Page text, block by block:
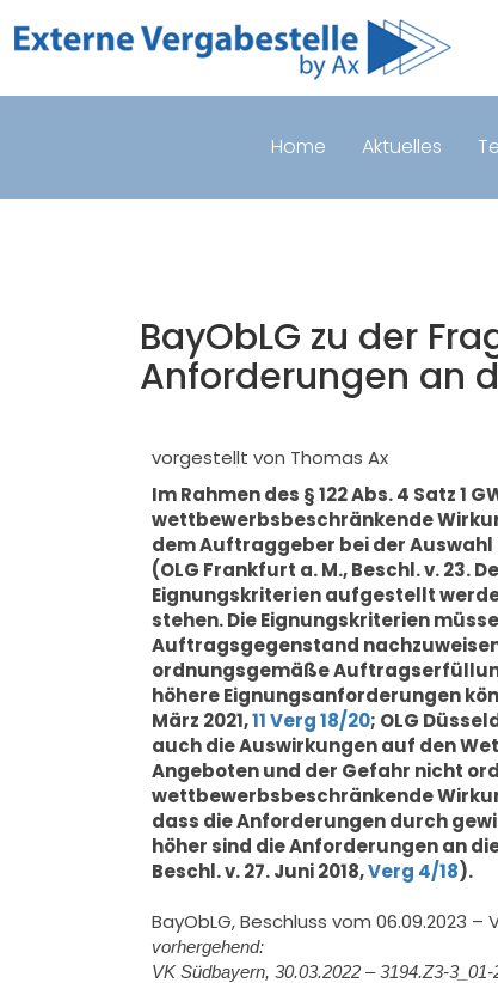
Home Aktuelles
BayObLG zu der
Anforderungen an
vorgestellt von Thomas Ax
Im Rahmen des § 122 Abs. 4 Satz 1
wettbewerbsbeschränkende
dem Auftraggeber bei der Auswahl
(OLG Frankfurt a. M., Beschl. v. 23.
Eignungskriterien aufgestellt
stehen. Die Eignungskriterien
Auftragsgegenstand
ordnungsgemäße
höhere Eignungsanforderungen
März 2021,11 Verg 18/20; OLG
auch die Auswirkungen auf den
Angeboten und der Gefahr nicht
wettbewerbsbeschränkende
dass die Anforderungen durch
höher sind die Anforderungen an
Beschl. v. 27. Juni 2018,Verg 4/18).
BayObLG, Beschluss vom 06.09.2023 –
vorhergehend:
VK Südbayern, 30.03.2022 – 3194.Z3-3_01-